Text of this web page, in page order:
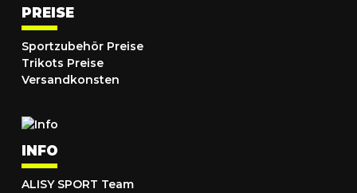
PREISE
Sportzubehör Preise
Trikots Preise
Versandkonsten
INFO
ALISY SPORT Team